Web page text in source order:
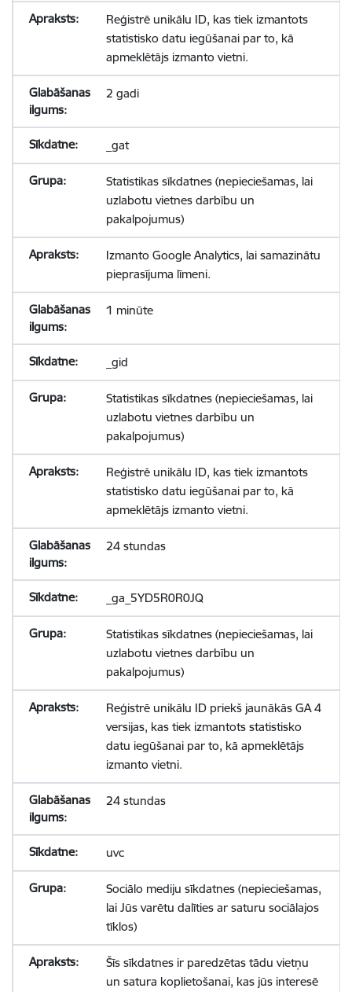
Reģistrē unikālu ID, kas tiek izmantots
statistisko datu iegūšanai par to, kā
apmeklētājs izmanto vietni.
2 gadi
_gat
Statistikas sīkdatnes (nepieciešamas, lai
uzlabotu vietnes darbību un
pakalpojumus)
Izmanto Google Analytics, lai samazinātu
pieprasījuma līmeni.
1 minūte
_gid
Statistikas sīkdatnes (nepieciešamas, lai
uzlabotu vietnes darbību un
pakalpojumus)
Reģistrē unikālu ID, kas tiek izmantots
statistisko datu iegūšanai par to, kā
apmeklētājs izmanto vietni.
24 stundas
_ga_5YD5R0R0JQ
Statistikas sīkdatnes (nepieciešamas, lai
uzlabotu vietnes darbību un
pakalpojumus)
Reģistrē unikālu ID priekš jaunākās GA 4
versijas, kas tiek izmantots statistisko
datu iegūšanai par to, kā apmeklētājs
izmanto vietni.
24 stundas
uvc
Sociālo mediju sīkdatnes (nepieciešamas,
lai Jūs varētu dalīties ar saturu sociālajos
tīklos)
Šīs sīkdatnes ir paredzētas tādu vietņu
un satura koplietošanai, kas jūs interesē